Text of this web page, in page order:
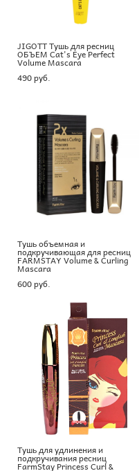
JIGOTT Тушь для ресниц
ОБЪЕМ Cat's Eye Perfect
Volume Mascara
490 pуб.
Тушь объемная и
подкручивающая для ресниц
FARMSTAY Volume & Curling
Mascara
600 pуб.
Тушь для удлинения и
подкручивания ресниц
FarmStay Princess Curl &